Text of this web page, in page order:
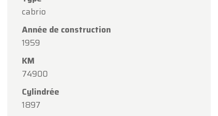
cabrio
Année de construction
1959
KM
74900
Cylindrée
1897
Oldtimerfarm
Chers clients,
l'occasion de l'Assomption.
lundi 10 août au vendredi 14 août
horaires habituels.